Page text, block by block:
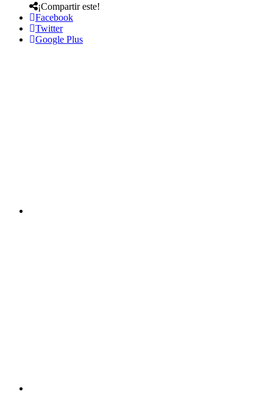
¡Compartir este!
Facebook
Twitter
Google Plus